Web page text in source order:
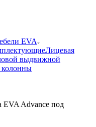
EVA
Лицевая
выдвижной
EVA Advance под